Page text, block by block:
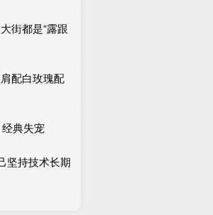
街都是“露跟
配白玫瑰配
典失宠
坚持技术长期